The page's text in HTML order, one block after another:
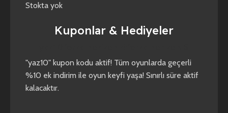
Stokta yok
Kuponlar & Hediyeler
"yaz10" kupon kodu aktif! Tüm oyunlarda geçerli
%10 ek indirim ile oyun keyfi yaşa! Sınırlı süre aktif
kalacaktır.